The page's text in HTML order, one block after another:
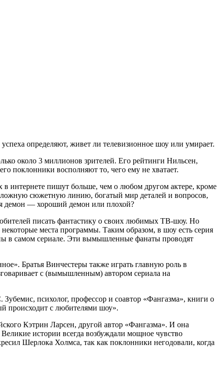
определяют, живет ли телевизионное шоу или умирает.
около 3 миллионов зрителей. Его рейтинги Нильсен,
поклонники восполняют то, чего ему не хватает.
интернете пишут больше, чем о любом другом актере, кроме
сюжетную линию, богатый мир деталей и вопросов,
демон — хороший демон или плохой?
писать фантастику о своих любимых ТВ-шоу. Но
места программы. Таким образом, в шоу есть серия
в самом сериале. Эти вымышленные фанаты проводят
Братья Винчестеры также играть главную роль в
с (вымышленным) автором сериала на
психолог, профессор и соавтор «Фангазма», книги о
происходит с любителями шоу».
Кэтрин Ларсен, другой автор «Фангазма». И она
истории всегда возбуждали мощное чувство
Шерлока Холмса, так как поклонники негодовали, когда